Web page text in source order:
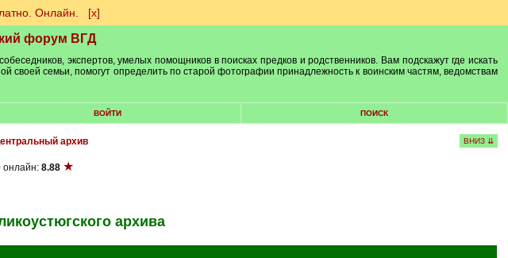
Онлайн. [х]
форум ВГД
экспертов, умелых помощников в поисках предков и родственников. Вам подскажут где искать
своей семьи, помогут определить по старой фотографии принадлежность к воинским частям, ведомствам
ВОЙТИ ПОИСК
архив ВНИЗ ⇊
онлайн: 8.88 ★
архива